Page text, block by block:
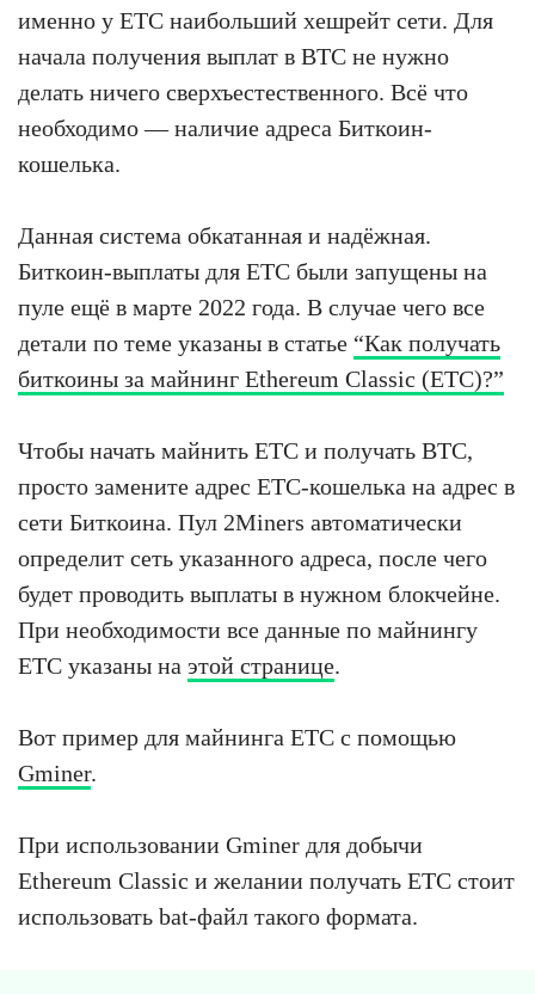
именно у ETC наибольший хешрейт сети. Для
начала получения выплат в BTC не нужно
делать ничего сверхъестественного. Всё что
необходимо — наличие адреса Биткоин-
кошелька.
Данная система обкатанная и надёжная.
Биткоин-выплаты для ETC были запущены на
пуле ещё в марте 2022 года. В случае чего все
детали по теме указаны в статье “Как получать
биткоины за майнинг Ethereum Classic (ETC)?”
Чтобы начать майнить ETC и получать BTC,
просто замените адрес ETC-кошелька на адрес в
сети Биткоина. Пул 2Miners автоматически
определит сеть указанного адреса, после чего
будет проводить выплаты в нужном блокчейне.
При необходимости все данные по майнингу
ETC указаны на этой странице.
Вот пример для майнинга ETC с помощью
Gminer.
При использовании Gminer для добычи
Ethereum Classic и желании получать ETC стоит
использовать bat-файл такого формата.